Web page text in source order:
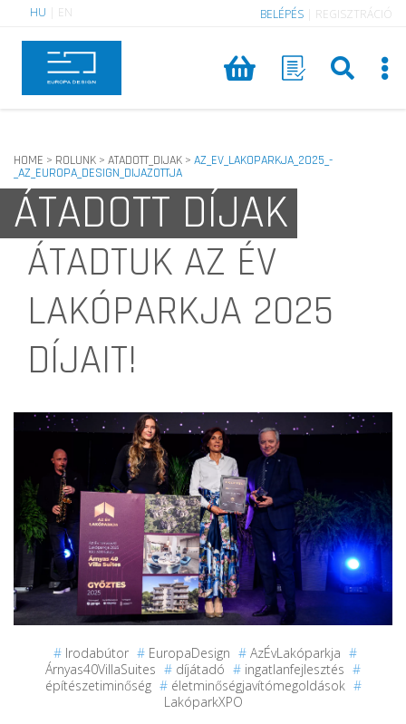
HU EN BELÉPÉS REGISZTRÁCIÓ
HOME > ROLUNK > ATADOTT_DIJAK > AZ_EV_LAKOPARKJA_2025_-
_AZ_EUROPA_DESIGN_DIJAZOTTJA
ÁTADOTT DÍJAK
ÁTADTUK AZ ÉV
LAKÓPARKJA 2025
DÍJAIT!
# Irodabútor # EuropaDesign # AzÉvLakóparkja #
Árnyas40VillaSuites # díjátadó # ingatlanfejlesztés #
építészetiminőség # életminőségjavítómegoldások #
LakóparkXPO